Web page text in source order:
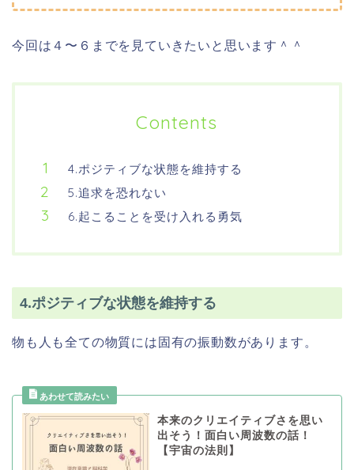
今回は４〜６までを見ていきたいと思います＾＾
Contents
4.ポジティブな状態を維持する
5.追求を恐れない
6.起こることを受け入れる勇気
4.ポジティブな状態を維持する
物も人も全ての物質には固有の振動数があります。
本来のクリエイティブさを思い
出そう！面白い周波数の話！
【宇宙の法則】